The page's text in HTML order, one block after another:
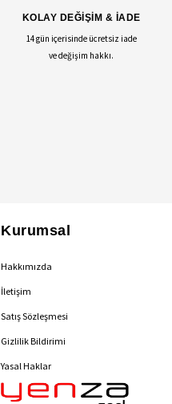
KOLAY DEĞİŞİM & İADE
14 gün içerisinde ücretsiz iade
ve değişim hakkı.
Kurumsal
Hakkımızda
İletişim
Satış Sözleşmesi
Gizlilik Bildirimi
Yasal Haklar